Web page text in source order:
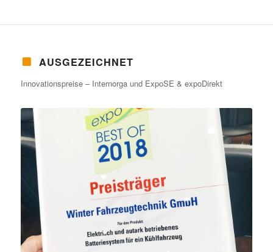
AUSGEZEICHNET
Innovationspreise – Internorga und ExpoSE & expoDirekt